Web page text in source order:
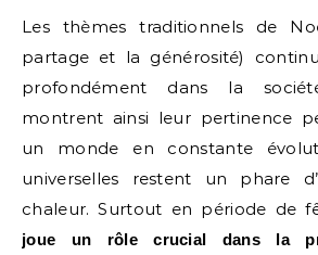
Les thèmes traditionnels de
partage et la générosité)
profondément dans la
montrent ainsi leur pertinence
un monde en constante
universelles restent un phare
chaleur. Surtout en période de
joue un rôle crucial dans la